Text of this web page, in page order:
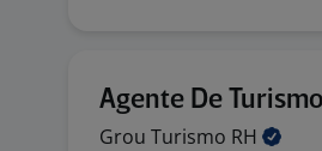
Agente De Turismo
Grou Turismo RH